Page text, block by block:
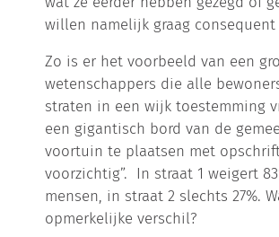
willen namelijk graag consequent
Zo is er het voorbeeld van een
wetenschappers die alle
straten in een wijk toestemming
een gigantisch bord van de
voortuin te plaatsen met
voorzichtig”. In straat 1 weigert
mensen, in straat 2 slechts 27%.
opmerkelijke verschil?